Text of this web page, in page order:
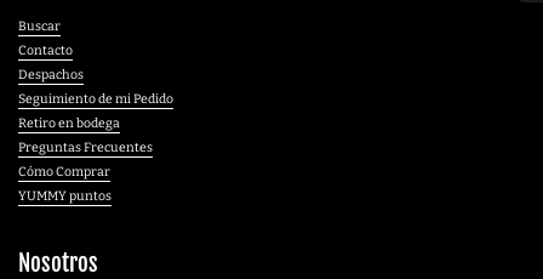
Buscar
Contacto
Despachos
Seguimiento de mi Pedido
Retiro en bodega
Preguntas Frecuentes
Cómo Comprar
YUMMY puntos
Nosotros